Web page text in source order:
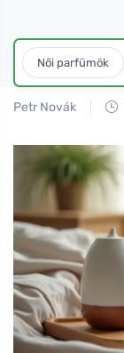
Női parfümök
Petr Novák